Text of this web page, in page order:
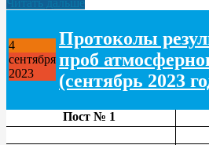
4
сентября
2023
Протоколы
проб
(сентябрь 2023
Пост № 1